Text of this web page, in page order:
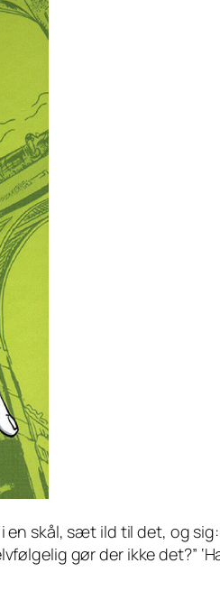
skål, sæt ild til det, og
gør der ikke det?”